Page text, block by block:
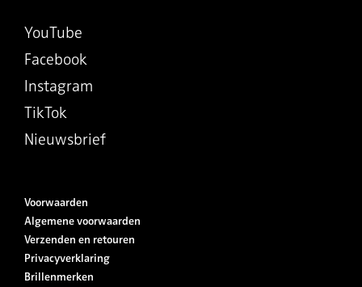
YouTube
Facebook
Instagram
TikTok
Nieuwsbrief
Voorwaarden
Algemene voorwaarden
Verzenden en retouren
Privacyverklaring
Brillenmerken